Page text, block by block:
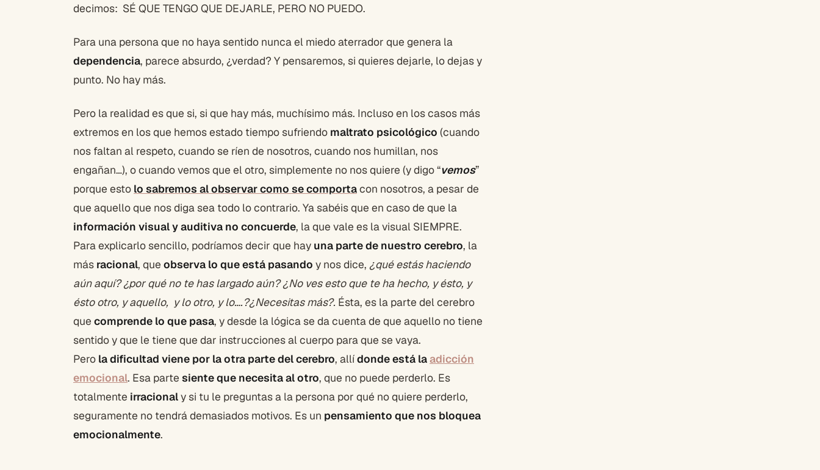
decimos: SÉ QUE TENGO QUE DEJARLE, PERO NO PUEDO.
Para una persona que no haya sentido nunca el miedo aterrador que genera la
dependencia, parece absurdo, ¿verdad? Y pensaremos, si quieres dejarle, lo dejas y
punto. No hay más.
Pero la realidad es que si, si que hay más, muchísimo más. Incluso en los casos más
extremos en los que hemos estado tiempo sufriendo maltrato psicológico (cuando
nos faltan al respeto, cuando se ríen de nosotros, cuando nos humillan, nos
engañan…), o cuando vemos que el otro, simplemente no nos quiere (y digo “vemos”
porque esto lo sabremos al observar como se comportacon nosotros, a pesar de
que aquello que nos diga sea todo lo contrario. Ya sabéis que en caso de que la
información visual y auditiva no concuerde, la que vale es la visual SIEMPRE.
Para explicarlo sencillo, podríamos decir que hay una parte de nuestro cerebro, la
más racional, que observa lo que está pasando y nos dice, ¿qué estás haciendo
aún aquí? ¿por qué no te has largado aún? ¿No ves esto que te ha hecho, y ésto, y
ésto otro, y aquello, y lo otro, y lo….?¿Necesitas más?. Ésta, es la parte del cerebro
que comprende lo que pasa, y desde la lógica se da cuenta de que aquello no tiene
sentido y que le tiene que dar instrucciones al cuerpo para que se vaya.
Pero la dificultad viene por la otra parte del cerebro, allídonde está laadicción
emocional. Esa parte siente que necesita al otro, que no puede perderlo. Es
totalmente irracionaly si tu le preguntas a la persona por qué no quiere perderlo,
seguramente no tendrá demasiados motivos. Es un pensamiento que nos bloquea
emocionalmente.